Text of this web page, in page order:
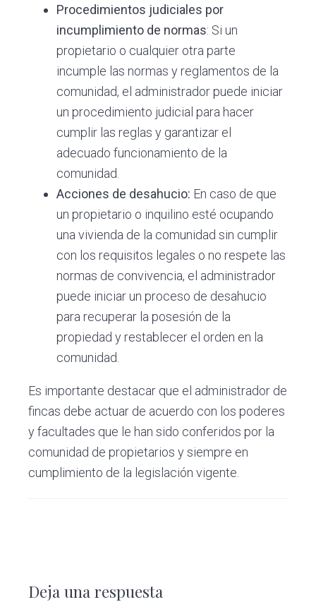
Procedimientos judiciales por
incumplimiento de normas: Si un
propietario o cualquier otra parte
incumple las normas y reglamentos de la
comunidad, el administrador puede iniciar
un procedimiento judicial para hacer
cumplir las reglas y garantizar el
adecuado funcionamiento de la
comunidad.
Acciones de desahucio: En caso de que
un propietario o inquilino esté ocupando
una vivienda de la comunidad sin cumplir
con los requisitos legales o no respete las
normas de convivencia, el administrador
puede iniciar un proceso de desahucio
para recuperar la posesión de la
propiedad y restablecer el orden en la
comunidad.
Es importante destacar que el administrador de
fincas debe actuar de acuerdo con los poderes
y facultades que le han sido conferidos por la
comunidad de propietarios y siempre en
cumplimiento de la legislación vigente.
con
Deja una respuesta